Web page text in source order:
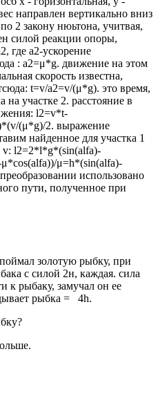
направлен вертикально вниз
2 закону нюьтона, учитвая,
силой реакции опоры,
где a2-ускорение
: а2=μ*g. движение на этом
скорость известна,
t=v/a2=v/(μ*g). это время,
на участке 2. расстояние в
l2=v*t-
(μ*g)/2. выражение
найденное для участка 1
v: l2=2*l*g*(sin(alfa)-
μ=h*(sin(alfa)-
использовано
пути, полученное при
золотую рыбку, при
с силой 2н, каждая. сила
к рыбаку, замучал он ее
рыбка = 4h.